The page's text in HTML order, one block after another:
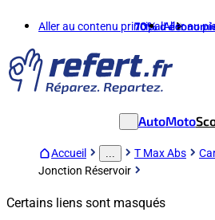
Aller au contenu principalAller au
70%
AutoMoto
Accueil T Max Abs
Jonction Réservoir
Certains liens sont masqués